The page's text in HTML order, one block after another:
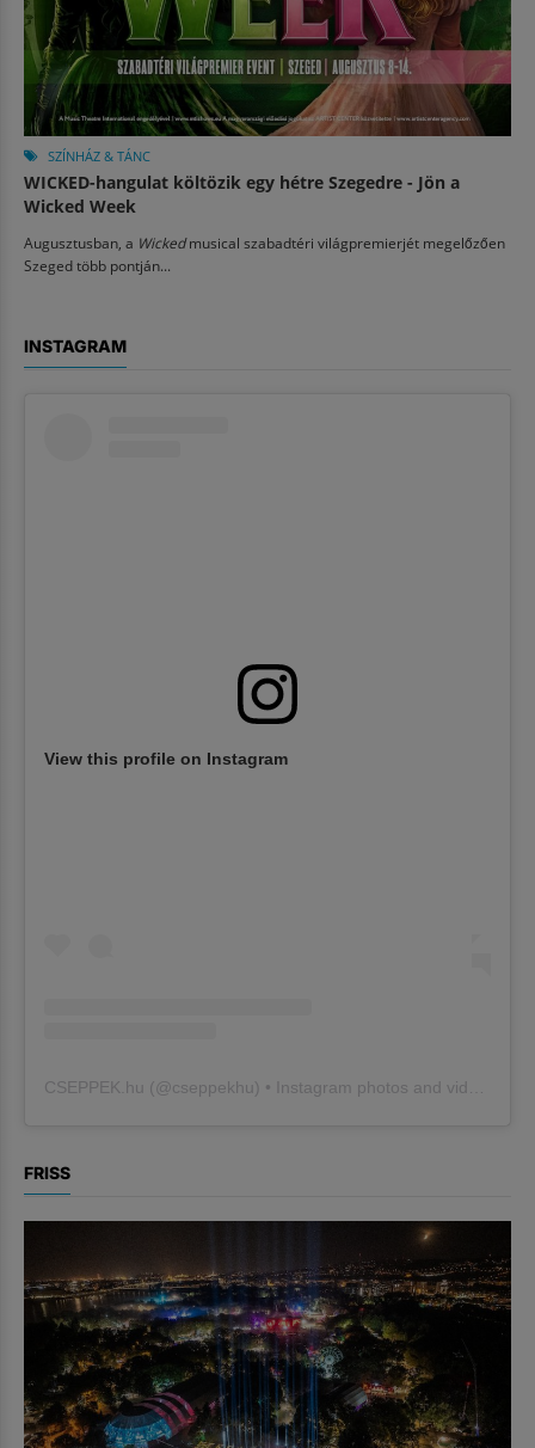
SZÍNHÁZ & TÁNC
WICKED-hangulat költözik egy hétre Szegedre - Jön a
Wicked Week
Augusztusban, a Wickedmusical szabadtéri világpremierjét megelőzően
Szeged több pontján...
INSTAGRAM
View this profile on Instagram
CSEPPEK.hu (@cseppekhu ) • Instagram photos and videos
FRISS